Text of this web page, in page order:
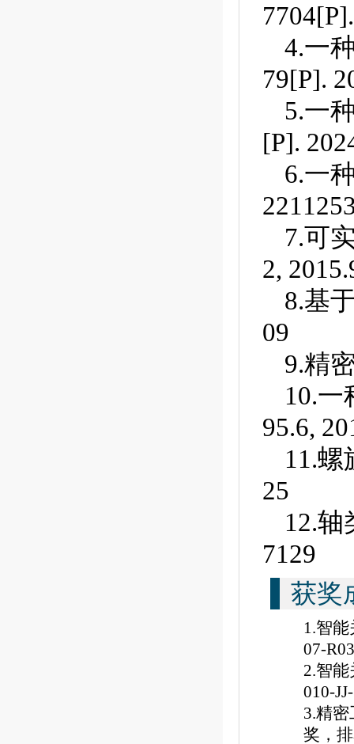
4.一
79[P].
5.一种
[P].
6.一种
7.可实
2,
8.基于
09
9.精密
10.一种
95.6,
11.螺旋
25
12.轴
7129
获奖
1.智
07-R03
2.智
010-JJ-
3.精
奖，